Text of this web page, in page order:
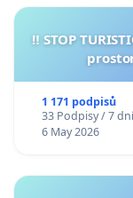
‼️ STOP
1 171 podpisů
33 Podpisy / 7 dní
6 May 2026